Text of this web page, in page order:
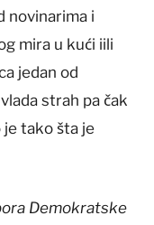
novinarima i
mira u kući iili
jedan od
strah pa čak
je tako šta je
Demokratske